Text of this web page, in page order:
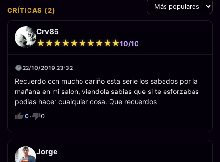
Scott, Oley
Sassone,
Michael
Ellis,
Christopher
Graves, Doug
Lefler,
CRÍTICAS (2)
Crv86
★
★★
★★
★★
★★
★★
★★
★★
★★
★★
★10/10
22/10/2019 23:32
Recuerdo con mucho cariño esta serie los sabados por la
mañana en mi salon, viendola sabias que si te esforzabas
podias hacer cualquier cosa. Que recuerdos
0· 0
Jorge